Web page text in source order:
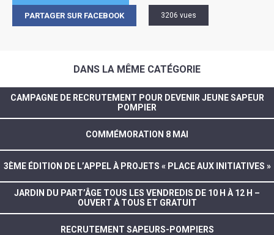
PARTAGER SUR FACEBOOK 3206 vues
DANS LA MÊME CATÉGORIE
CAMPAGNE DE RECRUTEMENT POUR DEVENIR JEUNE SAPEUR
POMPIER
COMMÉMORATION 8 MAI
3ÈME ÉDITION DE L’APPEL À PROJETS « PLACE AUX INITIATIVES »
JARDIN DU PART’ÂGE TOUS LES VENDREDIS DE 10 H À 12 H –
OUVERT À TOUS ET GRATUIT
RECRUTEMENT SAPEURS-POMPIERS